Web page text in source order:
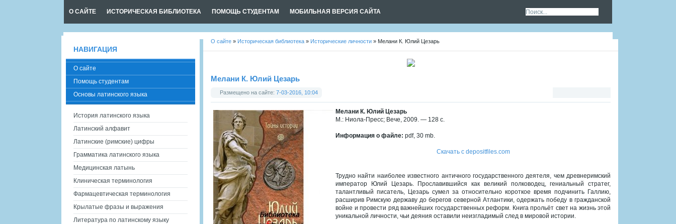
О САЙТЕ ИСТОРИЧЕСКАЯ БИБЛИОТЕКА ПОМОЩЬ СТУДЕНТАМ МОБИЛЬНАЯ ВЕРСИЯ САЙТА
О сайте » Историческая библиотека » Исторические личности » Мелани К. Юлий Цезарь
Мелани К. Юлий Цезарь
Размещено на сайте: 7-03-2016, 10:04
Мелани К. Юлий Цезарь
М.: Ниола-Пресс; Вече, 2009. — 128 с.
Информация о файле: pdf, 30 mb.
Скачать с depositfiles.com
Трудно найти наиболее известного античного государственного деятеля, чем древнеримский
император Юлий Цезарь. Прославившийся как великий полководец, гениальный стратег,
талантливый писатель, Цезарь сумел за относительно короткое время подчинить Галлию,
расширив Римскую державу до берегов северной Атлантики, одержать победу в гражданской
войне и провести ряд важнейших государственных реформ. Книга прольёт свет на жизнь этой
уникальной личности, чьи деяния оставили неизгладимый след в мировой истории.
НАВИГАЦИЯ
О сайте
Помощь студентам
Основы латинского языка
История латинского языка
Латинский алфавит
Латинские (римские) цифры
Грамматика латинского языка
Медицинская латынь
Клиническая терминология
Фармацевтическая терминология
Крылатые фразы и выражения
Литература по латинскому языку